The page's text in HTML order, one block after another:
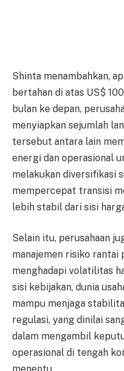
Shinta menambahkan,
bertahan di atas US$
bulan ke depan,
menyiapkan sejumlah
tersebut antara lain
energi dan operasional
melakukan diversifikasi
mempercepat transisi
lebih stabil dari sisi
Selain itu, perusahaan
manajemen risiko rantai
menghadapi volatilitas
sisi kebijakan, dunia
mampu menjaga
regulasi, yang dinilai
dalam mengambil
operasional di tengah